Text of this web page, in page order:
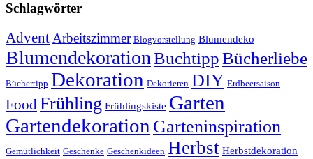
Schlagwörter
Advent Arbeitszimmer Blogvorstellung Blumendeko
Blumendekoration BuchtippBücherliebe
Büchertipp Dekoration Dekorieren DIY Erdbeersaison
FoodFrühling Frühlingskiste Garten
Gartendekoration Garteninspiration
Gemütlichkeit Geschenke Geschenkideen Herbst Herbstdekoration